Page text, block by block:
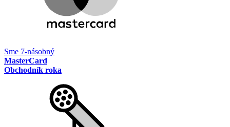
Sme 7-násobný
MasterCard
Obchodník roka